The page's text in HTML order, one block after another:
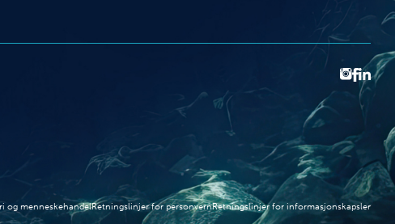
og menneskehandelRetningslinjer for personvernRetningslinjer for informasjonskapsler